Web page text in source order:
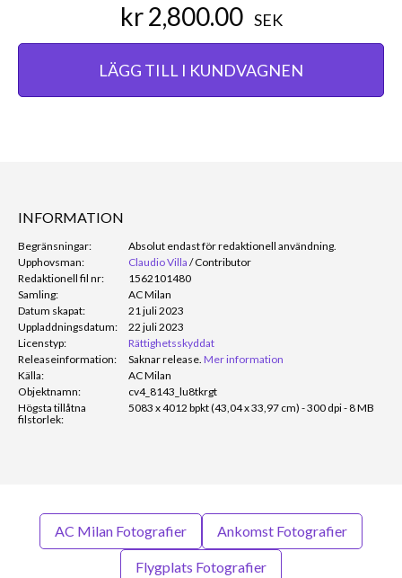
kr 2,800.00 SEK
LÄGG TILL I KUNDVAGNEN
INFORMATION
Begränsningar:
Absolut endast för redaktionell användning.
Upphovsman:
Claudio Villa /Contributor
Redaktionell fil nr:
1562101480
Samling:
AC Milan
Datum skapat:
21 juli 2023
Uppladdningsdatum:
22 juli 2023
Licenstyp:
Rättighetsskyddat
Releaseinformation:
Saknar release. Mer information
Källa:
AC Milan
Objektnamn:
cv4_8143_lu8tkrgt
Högsta tillåtna
filstorlek:
5083 x 4012 bpkt (43,04 x 33,97 cm) - 300 dpi - 8 MB
AC Milan Fotografier Ankomst Fotografier
Flygplats Fotografier